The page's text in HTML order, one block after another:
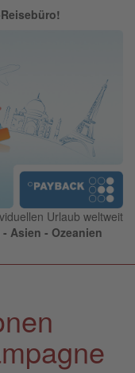
Urlaub weltweit
Asien - Ozeanien